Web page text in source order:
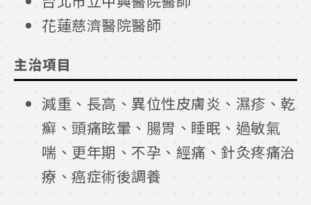
花蓮慈濟醫院醫師
主治項目
減重、長高、異位性皮膚炎、濕疹、乾
癬、頭痛眩暈、腸胃、睡眠、過敏氣
喘、更年期、不孕、經痛、針灸疼痛治
療、癌症術後調養